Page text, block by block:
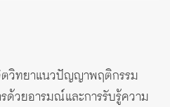
ตวิทยาแนวปัญญาพฤติกรรม
ด้วยอารมณ์และการรับรู้ความ